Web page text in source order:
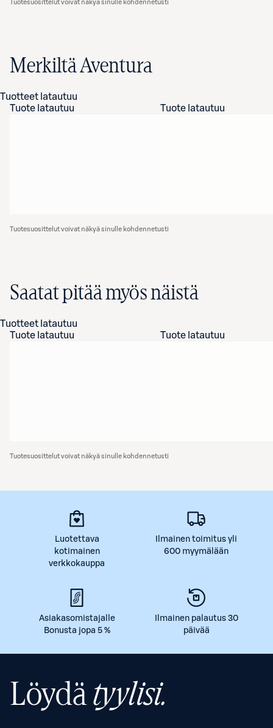
Tuotesuosittelut voivat näkyä sinulle kohdennetusti
Merkiltä Aventura
Tuotteet latautuu
Tuote latautuu
Tuote latautuu
Tuotesuosittelut voivat näkyä sinulle kohdennetusti
Saatat pitää myös näistä
Tuotteet latautuu
Tuote latautuu
Tuote latautuu
Tuotesuosittelut voivat näkyä sinulle kohdennetusti
Luotettava
kotimainen
verkkokauppa
Ilmainen toimitus yli
600 myymälään
Asiakasomistajalle
Bonusta jopa 5 %
Ilmainen palautus 30
päivää
Löydätyylisi.